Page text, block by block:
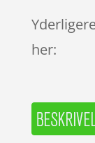
her: